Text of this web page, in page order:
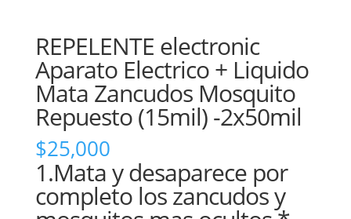
REPELENTE electronic
Aparato Electrico + Liquido
Mata Zancudos Mosquito
Repuesto (15mil) -2x50mil
$25,000
1.Mata y desaparece por
completo los zancudos y